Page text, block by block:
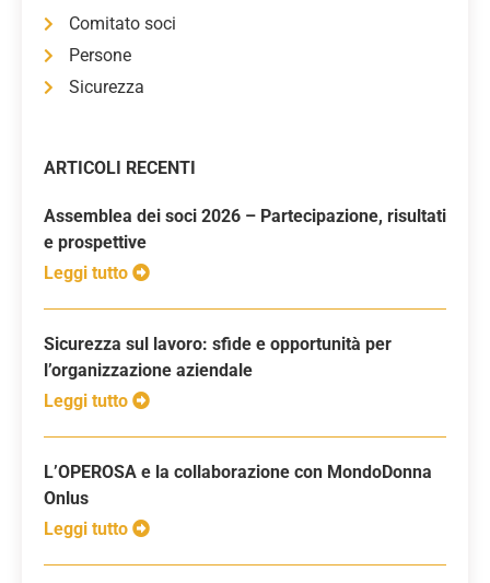
Comitato soci
Persone
Sicurezza
ARTICOLI RECENTI
Assemblea dei soci 2026 – Partecipazione, risultati
e prospettive
Leggi tutto
Sicurezza sul lavoro: sfide e opportunità per
l’organizzazione aziendale
Leggi tutto
L’OPEROSA e la collaborazione con MondoDonna
Onlus
Leggi tutto